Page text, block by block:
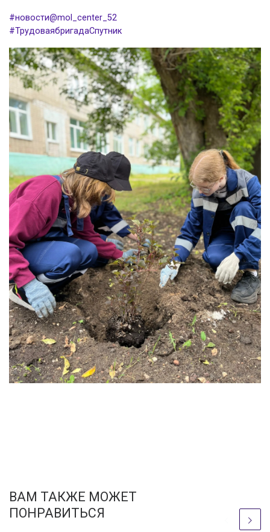
#новости@mol_center_52
#ТрудоваябригадаСпутник
ВАМ ТАКЖЕ МОЖЕТ
ПОНРАВИТЬСЯ